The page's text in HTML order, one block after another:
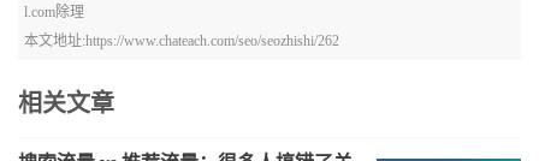
l.com除理
本文地址:https://www.chateach.com/seo/seozhishi/262
相关文章